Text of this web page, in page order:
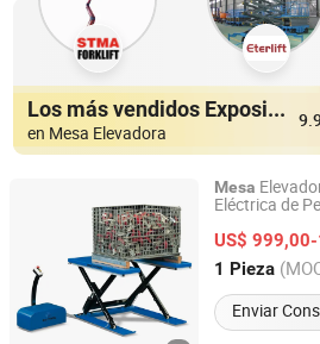
Los más vendidos Expositores
en Mesa Elevadora
Mesa
Eléctrica de
US$
1 Pieza
Enviar
Wuxi Buytool Industrial Equipment
Jiangsu, China Desde